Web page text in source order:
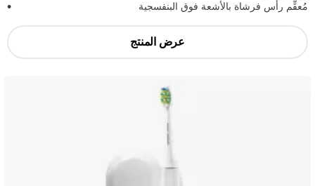
مُعقِّم رأس فرشاة بالأشعة فوق البنفسجية
عرض المنتج